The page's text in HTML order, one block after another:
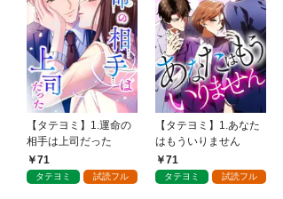
【タテヨミ】1.運命の
相手は上司だった
71
タテヨミ 試読フル
【タテヨミ】1.あなた
はもういりません
71
タテヨミ 試読フル